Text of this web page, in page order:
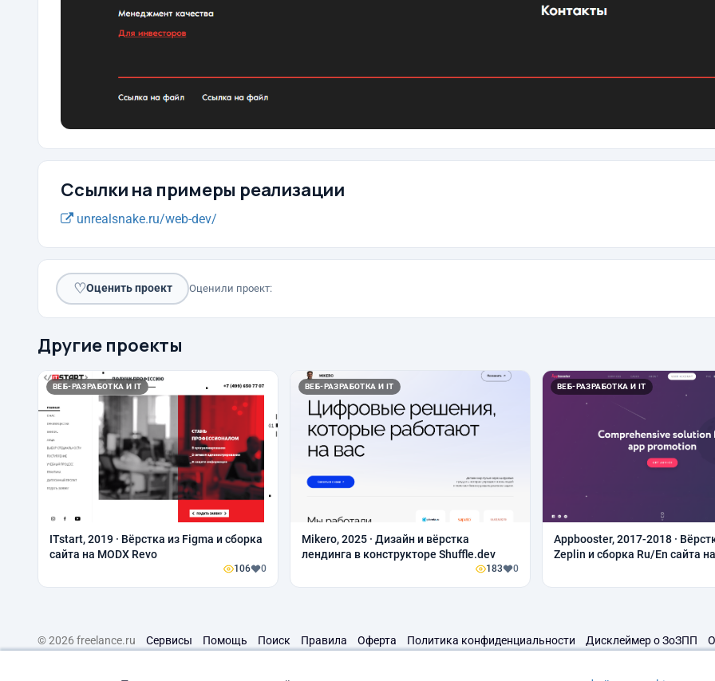
Ссылки на примеры реализации
unrealsnake.ru/web-dev/
♡Оценить проект Оценили проект:
Другие проекты
ВЕБ-РАЗРАБОТКА И IT
ITstart, 2019 · Вёрстка из Figma и сборка
сайта на MODX Revo
106 0
ВЕБ-РАЗРАБОТКА И IT
Mikero, 2025 · Дизайн и вёрстка
лендинга в конструкторе Shuffle.dev
183 0
ВЕБ-РАЗРАБОТКА И IT
Appbooster, 2017-2018 ·
Zeplin и сборка Ru/En сайта
© 2026 freelance.ru Сервисы Помощь Поиск Правила Оферта Политика конфиденциальности Дисклеймер о ЗоЗПП